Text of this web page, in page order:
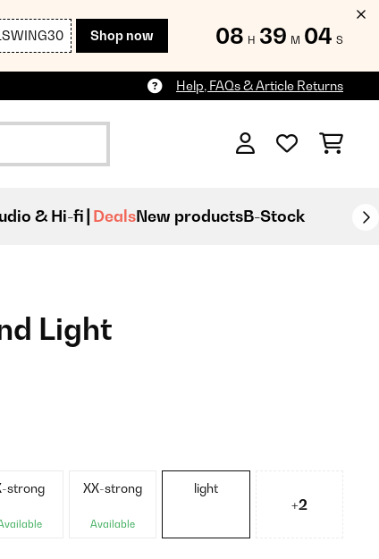
Shop now 08 H 39 M 03 S
Help, FAQs & Article Returns
& Hi-fi DealsNew productsB-Stock
Light
strong XX-strong
Available
light
+2